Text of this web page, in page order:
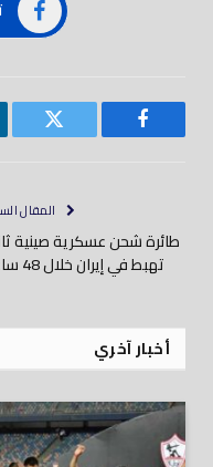
فيسبوك تويتر
المقال
طائرة شحن عسكرية صينية
تهبط في إيران خلال 48 ساعة
أخبار آخري